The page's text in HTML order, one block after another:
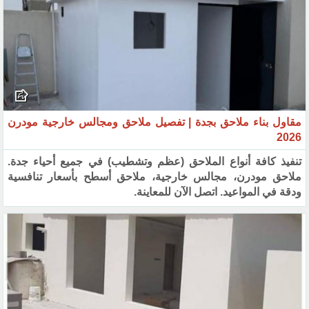
مقاول بناء ملاحق بجدة | تفصيل ملاحق ومجالس خارجية مودرن
2026
تنفيذ كافة أنواع الملاحق (عظم وتشطيب) في جميع أحياء جدة.
ملاحق مودرن، مجالس خارجية، ملاحق أسطح بأسعار تنافسية
ودقة في المواعيد. اتصل الآن للمعاينة.